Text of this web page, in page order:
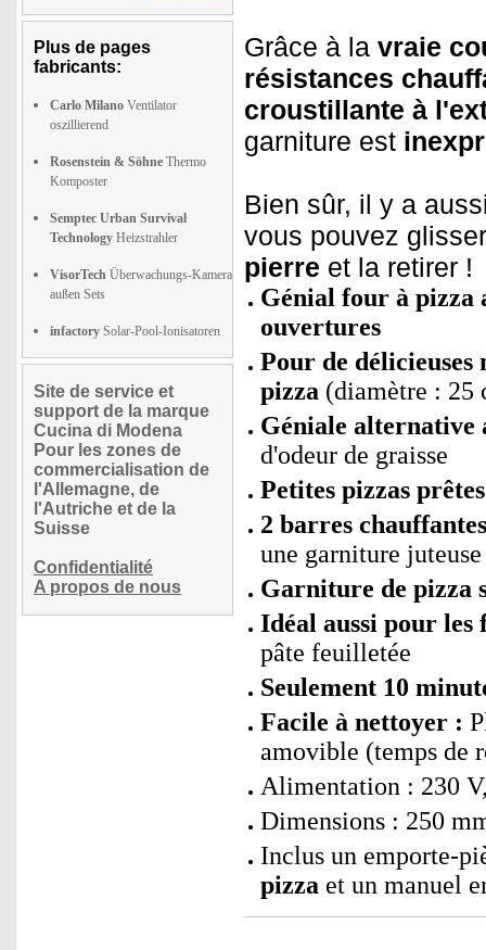
Plus de pages
fabricants:
Carlo Milano Ventilator
oszillierend
Rosenstein & Söhne Thermo
Komposter
Semptec Urban Survival
Technology Heizstrahler
VisorTech Überwachungs-Kamera
außen Sets
infactory Solar-Pool-Ionisatoren
Site de service et
support de la marque
Cucina di Modena
Pour les zones de
commercialisation de
l'Allemagne, de
l'Autriche et de la
Suisse
Confidentialité
A propos de nous
Grâce à la vraie
résistances
croustillante à
garniture est
Bien sûr, il y a
vous pouvez
pierre et la retirer !
Génial four à pizza
ouvertures
Pour de délicieuses
pizza (diamètre : 25
Géniale alternative
d'odeur de graisse
Petites pizzas
2 barres
une garniture juteuse
Garniture de pizza
Idéal aussi pour les
pâte feuilletée
Seulement 10
Facile à nettoyer :
amovible (temps de
Alimentation : 230
Dimensions : 250
Inclus un emporte-
pizza et un manuel